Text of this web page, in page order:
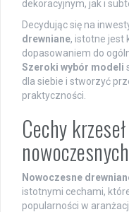
dekoracyjnym, jak i
Decydując się na
drewniane, istotne jest
dopasowaniem do
Szeroki wybór modeli
dla siebie i stworzyć
praktyczności.
Cechy
nowoczesnych
Nowoczesne
istotnymi cechami,
popularności w